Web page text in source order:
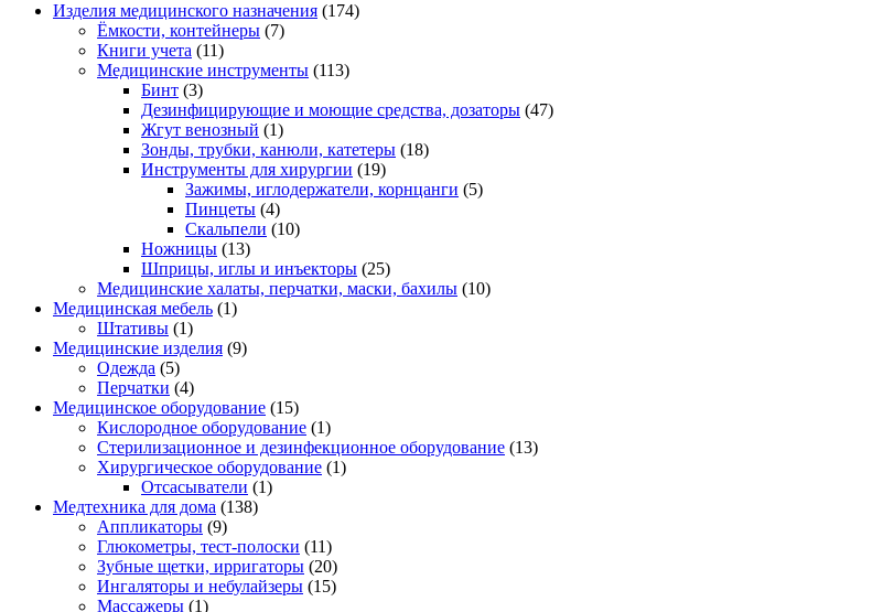
Изделия медицинского назначения (174)
Ёмкости, контейнеры (7)
Книги учета (11)
Медицинские инструменты (113)
Бинт (3)
Дезинфицирующие и моющие средства, дозаторы (47)
Жгут венозный (1)
Зонды, трубки, канюли, катетеры (18)
Инструменты для хирургии (19)
Зажимы, иглодержатели, корнцанги (5)
Пинцеты (4)
Скальпели (10)
Ножницы (13)
Шприцы, иглы и инъекторы (25)
Медицинские халаты, перчатки, маски, бахилы (10)
Медицинская мебель (1)
Штативы (1)
Медицинские изделия (9)
Одежда (5)
Перчатки (4)
Медицинское оборудование (15)
Кислородное оборудование (1)
Стерилизационное и дезинфекционное оборудование (13)
Хирургическое оборудование (1)
Отсасыватели (1)
Медтехника для дома (138)
Аппликаторы (9)
Глюкометры, тест-полоски (11)
Зубные щетки, ирригаторы (20)
Ингаляторы и небулайзеры (15)
Массажеры (1)